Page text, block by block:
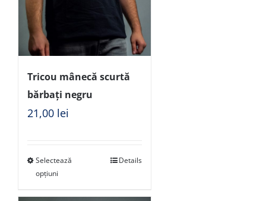
Tricou mânecă scurtă
bărbați negru
21,00 lei
Selectează
opțiuni
Details